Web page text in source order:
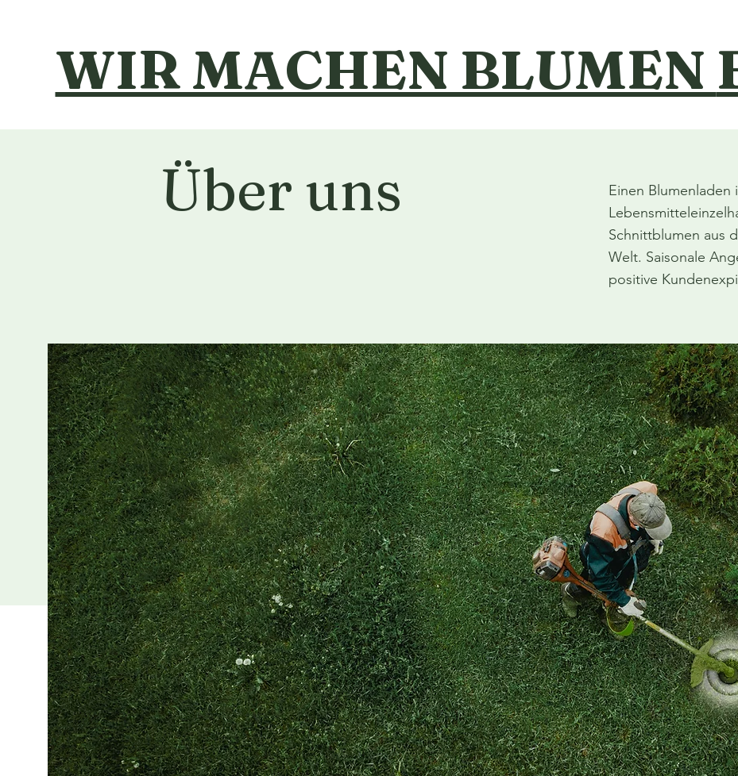
WIR MACHEN BLUMEN
Über uns
Einen Blumenladen
Schnittblumen aus
Welt. Saisonale
positive